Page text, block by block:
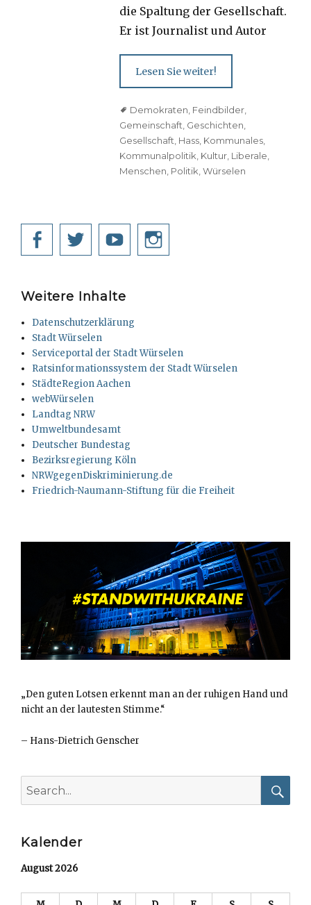
die Spaltung der Gesellschaft.
Er ist Journalist und Autor
Lesen Sie weiter!
TagsDemokraten Feindbilder
Gemeinschaft Geschichten
Gesellschaft Hass Kommunales
Kommunalpolitik Kultur Liberale
Menschen Politik ,Würselen
Facebook
TwitterYouTube
Weitere Inhalte
Datenschutzerklärung
Stadt Würselen
Serviceportal der Stadt Würselen
Ratsinformationssystem der Stadt Würselen
StädteRegion Aachen
webWürselen
Landtag NRW
Umweltbundesamt
Deutscher Bundestag
Bezirksregierung Köln
NRWgegenDiskriminierung.de
Friedrich-Naumann-Stiftung für die Freiheit
„Den guten Lotsen erkennt man an der ruhigen Hand und
nicht an der lautesten Stimme.“
– Hans-Dietrich Genscher
for:
Kalender
August 2026